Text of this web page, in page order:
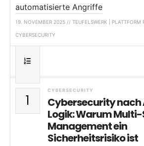
automatisierte Angriffe
19. NOVEMBER 2025 // TEUFELSWERK | PLATTFORM
CYBERSECURITY
1
CYBERSECURITY
Cybersecurity
Logik: Warum
Management ein
Sicherheitsrisiko ist